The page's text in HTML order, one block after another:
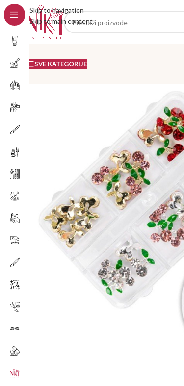
Skip to navigation
Skip to main content
SVE KATEGORIJE